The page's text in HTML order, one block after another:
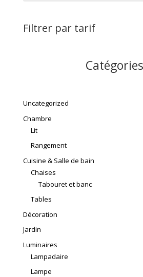
Filtrer par tarif
Catégories
Uncategorized
Chambre
Lit
Rangement
Cuisine & Salle de bain
Chaises
Tabouret et banc
Tables
Décoration
Jardin
Luminaires
Lampadaire
Lampe